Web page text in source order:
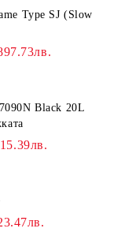
Type SJ (Slow
Black 20L